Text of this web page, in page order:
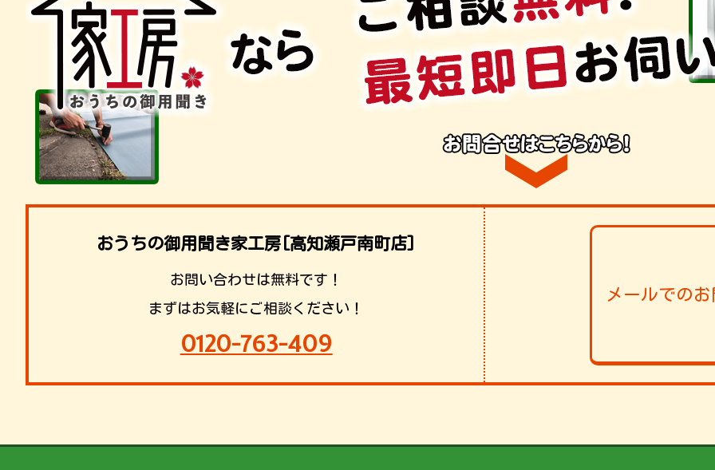
おうちの御用聞き家工房[高知瀬戸南町店]
お問い合わせは無料です！
まずはお気軽にご相談ください！
0120-763-409
メールでの